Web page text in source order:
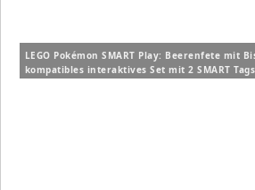
LEGO Pokémon SMART Play: Beerenfete mit
kompatibles interaktives Set mit 2 SMART